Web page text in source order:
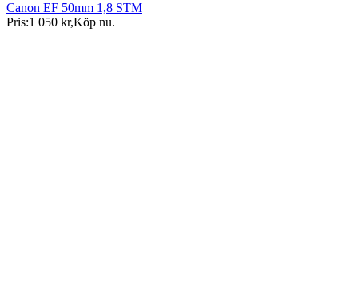
Canon EF 50mm 1,8 STM
Pris:1 050 kr,Köp nu.